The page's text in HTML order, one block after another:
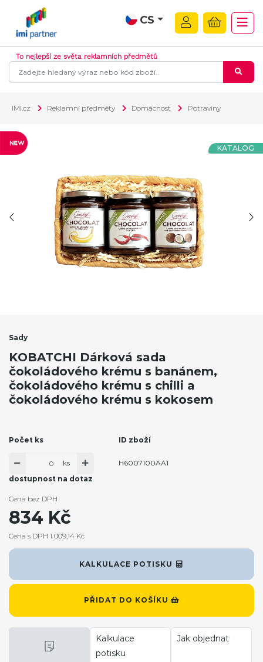
CS
To nejlepší ze světa reklamních předmětů
IMI.cz Reklamní předměty Domácnost Potraviny
KATALOG
Sady
KOBATCHI Dárková sada
čokoládového krému s banánem,
čokoládového krému s chilli a
čokoládového krému s kokosem
Počet ks ID zboží
dostupnost na dotaz
ks H6007100AA1
KALKULACE POTISKU
PŘIDAT DO KOŠÍKU
Cena bez DPH
834 Kč
Cena s DPH 1 009,14 Kč
Kalkulace
potisku
Jak objednat